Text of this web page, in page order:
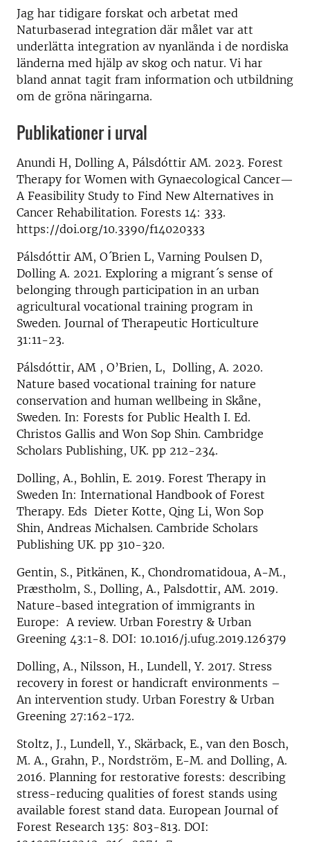
Jag har tidigare forskat och arbetat med
Naturbaserad integration där målet var att
underlätta integration av nyanlända i de nordiska
länderna med hjälp av skog och natur. Vi har
bland annat tagit fram information och utbildning
om de gröna näringarna.
Publikationer i urval
Anundi H, Dolling A, Pálsdóttir AM. 2023. Forest
Therapy for Women with Gynaecological Cancer—
A Feasibility Study to Find New Alternatives in
Cancer Rehabilitation. Forests 14: 333.
https://doi.org/10.3390/f14020333
Pálsdóttir AM, O´Brien L, Varning Poulsen D,
Dolling A. 2021. Exploring a migrant´s sense of
belonging through participation in an urban
agricultural vocational training program in
Sweden. Journal of Therapeutic Horticulture
31:11-23.
Pálsdóttir, AM , O’Brien, L, Dolling, A. 2020.
Nature based vocational training for nature
conservation and human wellbeing in Skåne,
Sweden. In: Forests for Public Health I. Ed.
Christos Gallis and Won Sop Shin. Cambridge
Scholars Publishing, UK. pp 212-234.
Dolling, A., Bohlin, E. 2019. Forest Therapy in
Sweden In: International Handbook of Forest
Therapy. Eds Dieter Kotte, Qing Li, Won Sop
Shin, Andreas Michalsen. Cambride Scholars
Publishing UK. pp 310-320.
Gentin, S., Pitkänen, K., Chondromatidoua, A-M.,
Præstholm, S., Dolling, A., Palsdottir, AM. 2019.
Nature-based integration of immigrants in
Europe: A review. Urban Forestry & Urban
Greening 43:1-8. DOI: 10.1016/j.ufug.2019.126379
Dolling, A., Nilsson, H., Lundell, Y. 2017. Stress
recovery in forest or handicraft environments –
An intervention study. Urban Forestry & Urban
Greening 27:162-172.
Stoltz, J., Lundell, Y., Skärback, E., van den Bosch,
M. A., Grahn, P., Nordström, E-M. and Dolling, A.
2016. Planning for restorative forests: describing
stress-reducing qualities of forest stands using
available forest stand data. European Journal of
Forest Research 135: 803-813. DOI: